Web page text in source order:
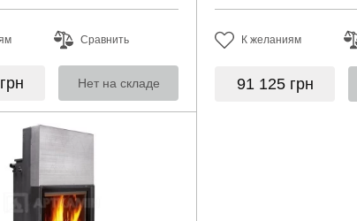
Сравнить
грн Нет на складе
К желаниям
91 125 грн